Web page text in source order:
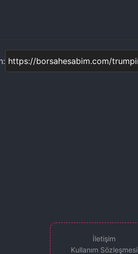
İletişim
Kullanım Sözleşmesi